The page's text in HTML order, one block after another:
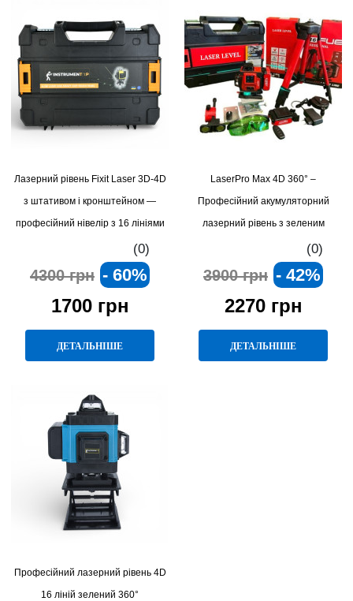
Лазерний рівень Fixit Laser 3D-4D
з штативом і кронштейном —
професійний нівелір з 16 лініями
(0)
4300 грн - 60%
1700 грн
ДЕТАЛЬНІШЕ
LaserPro Max 4D 360° –
Професійний акумуляторний
лазерний рівень з зеленим
променем, штативом та повним
набором кріплень
(0)
3900 грн - 42%
2270 грн
ДЕТАЛЬНІШЕ
Професійний лазерний рівень 4D
16 ліній зелений 360°